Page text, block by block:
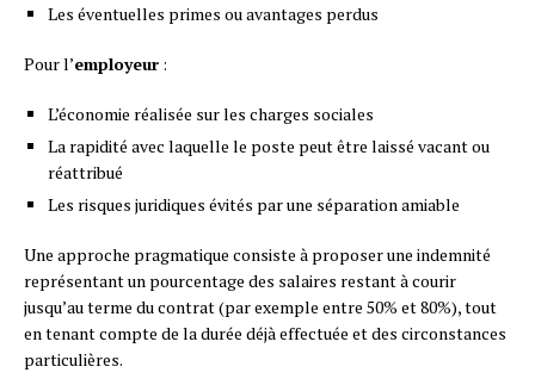
Les éventuelles primes ou avantages perdus
Pour l’employeur :
L’économie réalisée sur les charges sociales
La rapidité avec laquelle le poste peut être laissé vacant ou
réattribué
Les risques juridiques évités par une séparation amiable
Une approche pragmatique consiste à proposer une indemnité
représentant un pourcentage des salaires restant à courir
jusqu’au terme du contrat (par exemple entre 50% et 80%), tout
en tenant compte de la durée déjà effectuée et des circonstances
particulières.